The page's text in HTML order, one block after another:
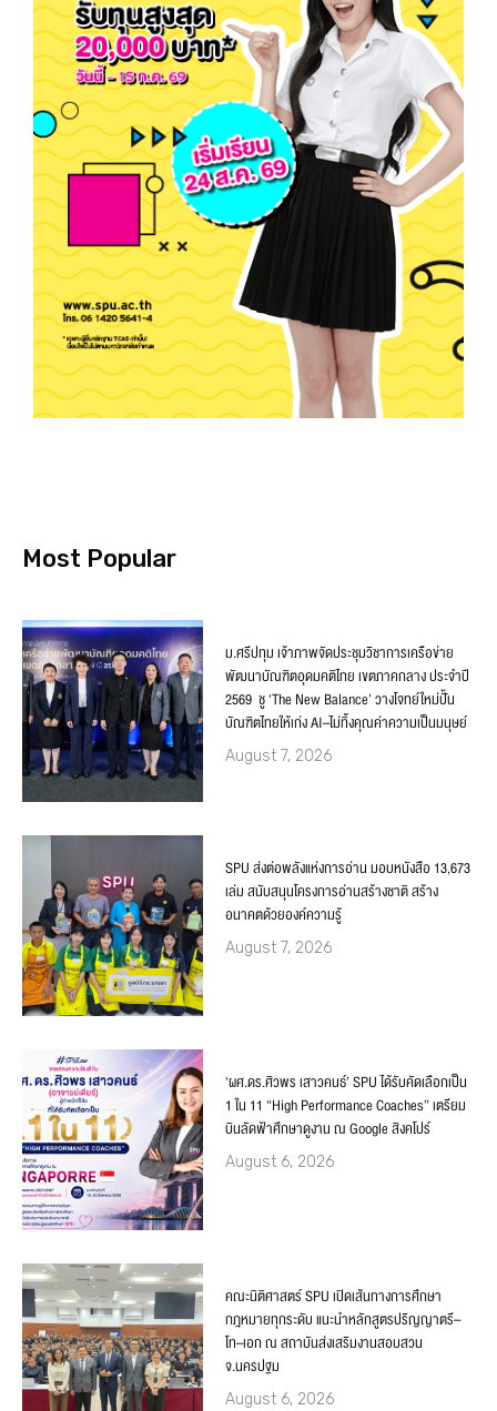
Most Popular
ม.ศรีปทุม เจ้าภาพจัดประชุมวิชาการเครือข่าย
พัฒนาบัณฑิตอุดมคติไทย เขตภาคกลาง ประจำปี
2569 ชู ‘The New Balance’ วางโจทย์ใหม่ปั้น
บัณฑิตไทยให้เก่ง AI–ไม่ทิ้งคุณค่าความเป็นมนุษย์
August 7, 2026
SPU ส่งต่อพลังแห่งการอ่าน มอบหนังสือ 13,673
เล่ม สนับสนุนโครงการอ่านสร้างชาติ สร้าง
อนาคตด้วยองค์ความรู้
August 7, 2026
‘ผศ.ดร.ศิวพร เสาวคนธ์’ SPU ได้รับคัดเลือกเป็น
1 ใน 11 “High Performance Coaches” เตรียม
บินลัดฟ้าศึกษาดูงาน ณ Google สิงคโปร์
August 6, 2026
คณะนิติศาสตร์ SPU เปิดเส้นทางการศึกษา
กฎหมายทุกระดับ แนะนำหลักสูตรปริญญาตรี–
โท–เอก ณ สถาบันส่งเสริมงานสอบสวน
จ.นครปฐม
August 6, 2026